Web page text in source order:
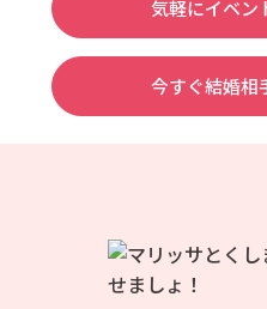
気軽にイベン
今すぐ結婚相